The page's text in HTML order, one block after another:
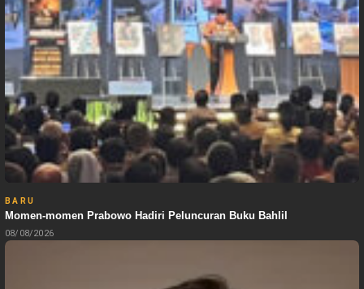
BARU
Momen-momen Prabowo Hadiri Peluncuran Buku Bahlil
08/08/2026